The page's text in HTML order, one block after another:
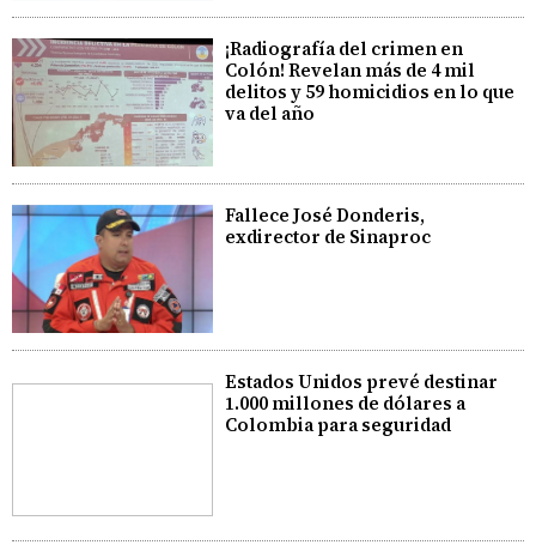
¡Radiografía del crimen en
Colón! Revelan más de 4 mil
delitos y 59 homicidios en lo que
va del año
Fallece José Donderis,
exdirector de Sinaproc
Estados Unidos prevé destinar
1.000 millones de dólares a
Colombia para seguridad